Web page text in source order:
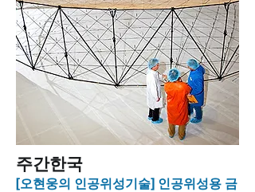
​주간한국
[오현웅의 인공위성기술] 인공위성용 금